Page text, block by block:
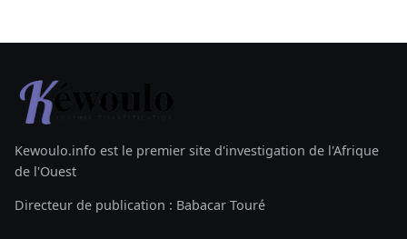
Kewoulo.info est le premier site d'investigation de l'Afrique
de l'Ouest
Directeur de publication : Babacar Touré